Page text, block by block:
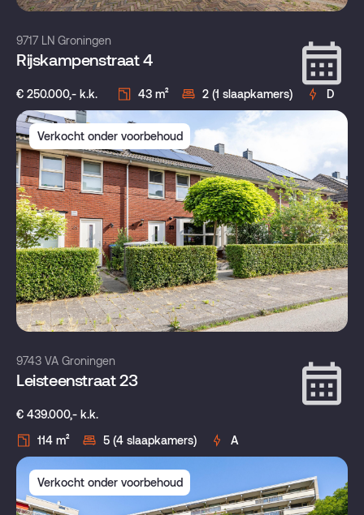
9717 LN Groningen
Rijskampenstraat 4
€ 250.000,- k.k. 43 m² 2 (1 slaapkamers) D
Verkocht onder voorbehoud
9743 VA Groningen
Leisteenstraat 23
€ 439.000,- k.k.
114 m²
5 (4 slaapkamers) A
Verkocht onder voorbehoud